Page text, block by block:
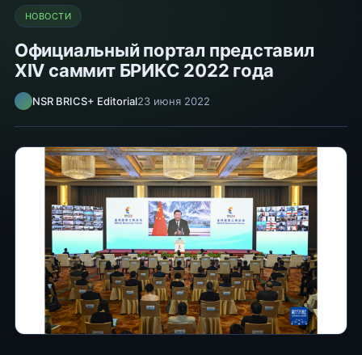
НОВОСТИ
Официальный портал представил
XIV саммит БРИКС 2022 года
NSR BRICS+ Editorial23 июня 2022